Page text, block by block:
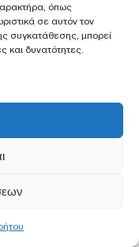
όπως
σε αυτόν τον
συγκατάθεσης, μπορεί
και δυνατότητες.